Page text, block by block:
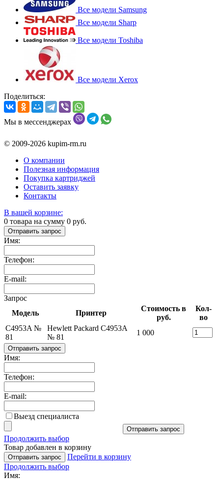
Все модели Samsung
Все модели Sharp
Все модели Toshiba
Все модели Xerox
Поделиться:
Мы в мессенджерах
© 2009-2026 kupim-rm.ru
О компании
Полезная информация
Покупка картриджей
Оставить заявку
Контакты
В вашей корзине:
0 товара на сумму 0 руб.
Отправить запрос
Имя:
Телефон:
E-mail:
Запрос
Модель
Принтер
Стоимость в
руб.
Кол-
во
C4953A №
81
Hewlett Packard C4953A
№ 81
1 000
Отправить запрос
Имя:
Телефон:
E-mail:
Выезд специалиста
Отправить запрос
Продолжить выбор
Товар добавлен в корзину
Отправить запрос
Перейти в корзину
Продолжить выбор
Имя: